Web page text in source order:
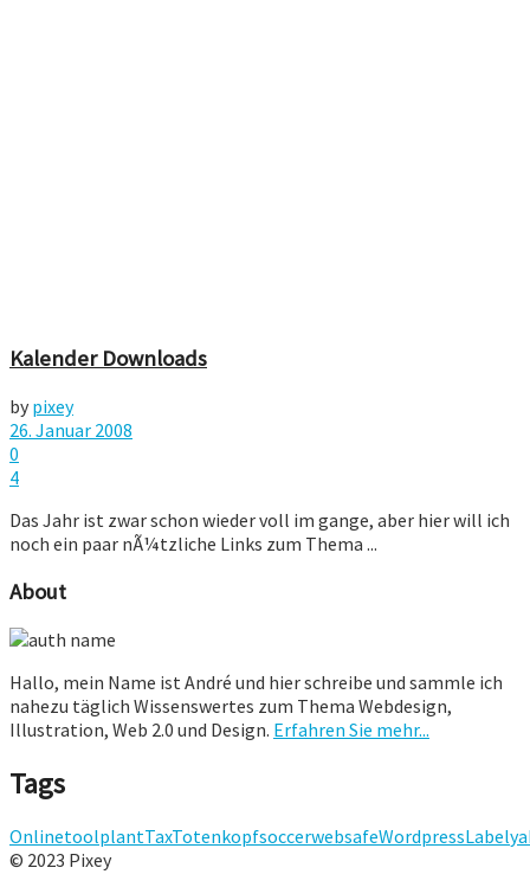
Kalender Downloads
by pixey
26. Januar 2008
0
4
Das Jahr ist zwar schon wieder voll im gange, aber hier will ich
noch ein paar nÃ¼tzliche Links zum Thema ...
About
Hallo, mein Name ist André und hier schreibe und sammle ich
nahezu täglich Wissenswertes zum Thema Webdesign,
Illustration, Web 2.0 und Design. Erfahren Sie mehr...
Tags
OnlinetoolplantTaxTotenkopfsoccerwebsafeWordpressLabel
© 2023 Pixey